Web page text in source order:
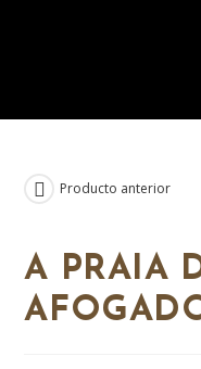
Producto anterior
A PRAIA